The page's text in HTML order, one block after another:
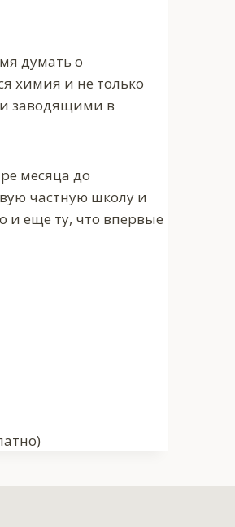
думать о
химия и не только
заводящими в
месяца до
частную школу и
и еще ту, что впервые